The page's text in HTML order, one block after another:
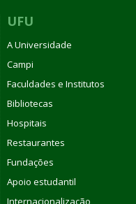
UFU
A Universidade
Campi
Faculdades e Institutos
Bibliotecas
Hospitais
Restaurantes
Fundações
Apoio estudantil
Internacionalização